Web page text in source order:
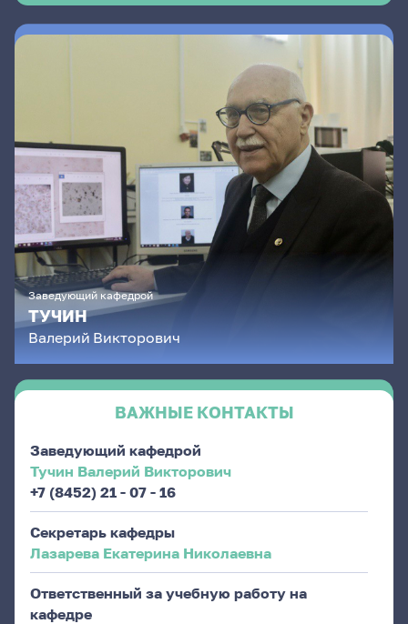
Заведующий кафедрой
ТУЧИН
Валерий Викторович
ВАЖНЫЕ КОНТАКТЫ
Заведующий кафедрой
Тучин Валерий Викторович
+7 (8452) 21 - 07 - 16
Секретарь кафедры
Лазарева Екатерина Николаевна
Ответственный за учебную работу на
кафедре